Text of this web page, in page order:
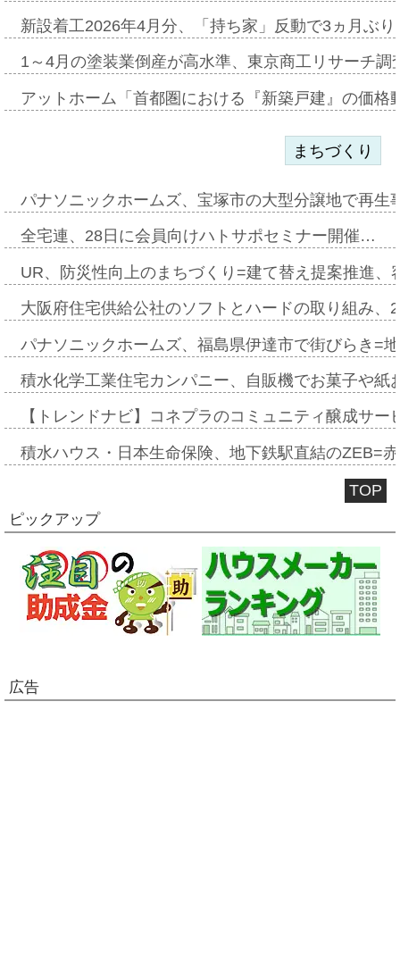
新設着工2026年4月分、「持ち家」反動で3ヵ月ぶ
1～4月の塗装業倒産が高水準、東京商工リサーチ
アットホーム「首都圏における『新築戸建』の価
まちづくり
パナソニックホームズ、宝塚市の大型分譲地で再
全宅連、28日に会員向けハトサポセミナー開催…
UR、防災性向上のまちづくり=建て替え提案推進
大阪府住宅供給公社のソフトとハードの取り組み
パナソニックホームズ、福島県伊達市で街びらき=
積水化学工業住宅カンパニー、自販機でお菓子や
【トレンドナビ】コネプラのコミュニティ醸成サ
積水ハウス・日本生命保険、地下鉄駅直結のZEB=
TOP
ピックアップ
広告